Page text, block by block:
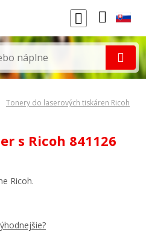
Tonery do laserových tiskáren Ricoh
s Ricoh 841126
Ricoh.